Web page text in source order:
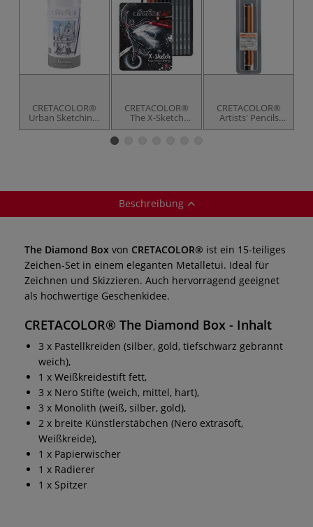
CRETACOLOR®
Urban Sketching-
Set
CRETACOLOR®
The X-Sketch
MEGA
CRETACOLOR®
Artists' Pencils
Künstlerstifte 3er-
Beschreibung
The Diamond Box von CRETACOLOR® ist ein 15-teiliges
Zeichen-Set in einem eleganten Metalletui. Ideal für
Zeichnen und Skizzieren. Auch hervorragend geeignet
als hochwertige Geschenkidee.
CRETACOLOR® The Diamond Box - Inhalt
3 x Pastellkreiden (silber, gold, tiefschwarz gebrannt
weich),
1 x Weißkreidestift fett,
3 x Nero Stifte (weich, mittel, hart),
3 x Monolith (weiß, silber, gold),
2 x breite Künstlerstäbchen (Nero extrasoft,
Weißkreide),
1 x Papierwischer
1 x Radierer
1 x Spitzer